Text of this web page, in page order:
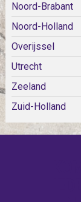
Noord-Brabant
Noord-Holland
Overijssel
Utrecht
Zeeland
Zuid-Holland